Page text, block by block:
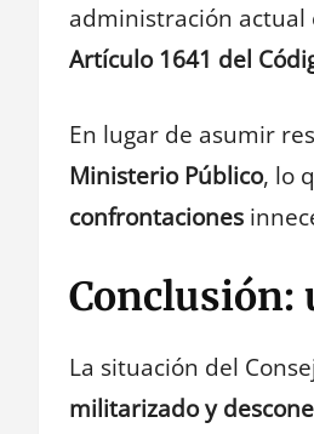
administración actual
Artículo 1641 del
En lugar de asumir
Ministerio Público, lo
confrontaciones
La situación del
militarizado y